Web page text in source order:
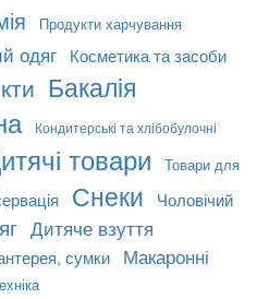
Продукти харчування
одяг
Косметика та засоби
Бакалія
Кондитерські та хлібобулочні
товари
Товари для
Снеки
Чоловічий
Дитяче взуття
сумки
Макаронні